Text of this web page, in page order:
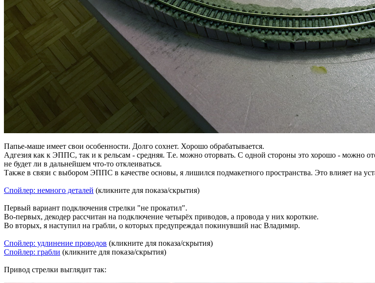
Папье-маше имеет свои особенности. Долго сохнет. Хорошо обрабатывается.
Адгезия как к ЭППС, так и к рельсам - средняя. Т.е. можно оторвать. С одной стороны это хорошо - можно
не будет ли в дальнейшем что-то отклеиваться.
Также в связи с выбором ЭППС в качестве основы, я лишился подмакетного пространства. Это влияет на
Спойлер: немного деталей (кликните для показа/скрытия)
Первый вариант подключения стрелки "не прокатил".
Во-первых, декодер рассчитан на подключение четырёх приводов, а провода у них короткие.
Во вторых, я наступил на грабли, о которых предупреждал покинувший нас Владимир.
Спойлер: удлинение проводов (кликните для показа/скрытия)
Спойлер: грабли (кликните для показа/скрытия)
Привод стрелки выглядит так: